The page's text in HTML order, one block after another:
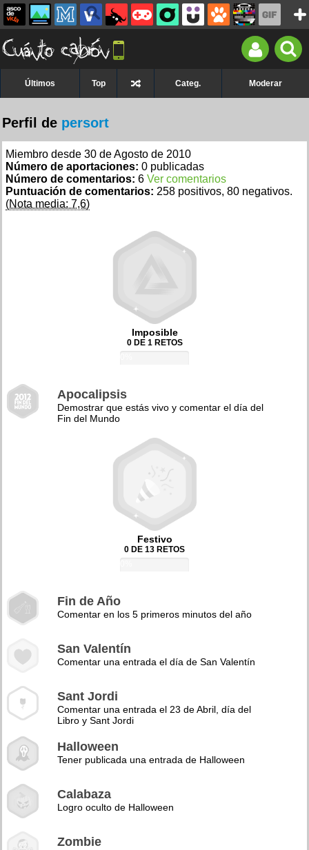
Últimos Top Categ. Moderar
Perfil de persort
Miembro desde 30 de Agosto de 2010
Número de aportaciones: 0 publicadas
Número de comentarios: 6 Ver comentarios
Puntuación de comentarios: 258 positivos, 80 negativos.
(Nota media: 7,6)
Imposible
0 DE 1 RETOS
Apocalipsis
Demostrar que estás vivo y comentar el día del
Fin del Mundo
Festivo
0 DE 13 RETOS
Fin de Año
Comentar en los 5 primeros minutos del año
San Valentín
Comentar una entrada el día de San Valentín
Sant Jordi
Comentar una entrada el 23 de Abril, día del
Libro y Sant Jordi
Halloween
Tener publicada una entrada de Halloween
Calabaza
Logro oculto de Halloween
Zombie